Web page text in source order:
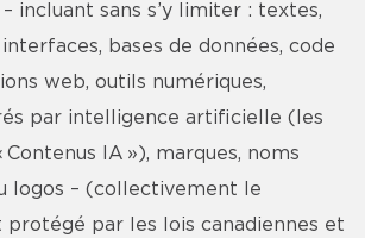
incluant sans s’y limiter : textes,
bases de données, code
web, outils numériques,
par intelligence artificielle (les
Contenus IA »), marques, noms
logos – (collectivement le
protégé par les lois canadiennes et